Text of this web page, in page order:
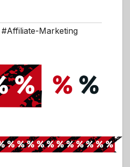
#Affiliate-Marketing